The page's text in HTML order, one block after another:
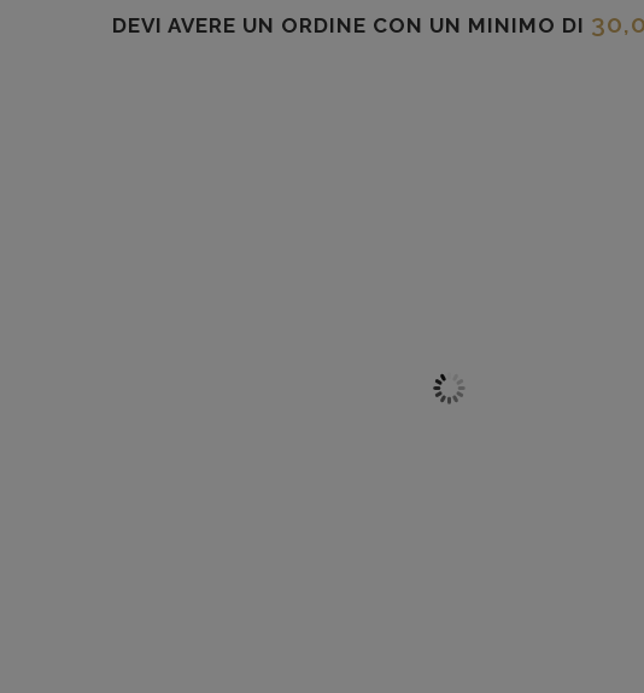
DEVI AVERE UN ORDINE CON UN MINIMO DI